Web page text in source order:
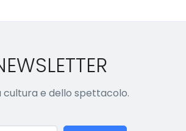
cultura e dello spettacolo.